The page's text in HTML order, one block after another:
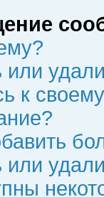
или
к
или